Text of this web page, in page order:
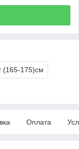
(165-175)см
Оплата